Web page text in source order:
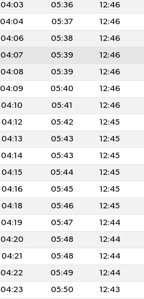
04:03 05:36 12:46
04:04 05:37 12:46
04:06 05:38 12:46
04:07 05:39 12:46
04:08 05:39 12:46
04:09 05:40 12:46
04:10 05:41 12:46
04:12 05:42 12:45
04:13 05:43 12:45
04:14 05:43 12:45
04:15 05:44 12:45
04:16 05:45 12:45
04:18 05:46 12:45
04:19 05:47 12:44
04:20 05:48 12:44
04:21 05:48 12:44
04:22 05:49 12:44
04:23 05:50 12:43